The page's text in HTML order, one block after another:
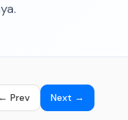
← Prev Next →